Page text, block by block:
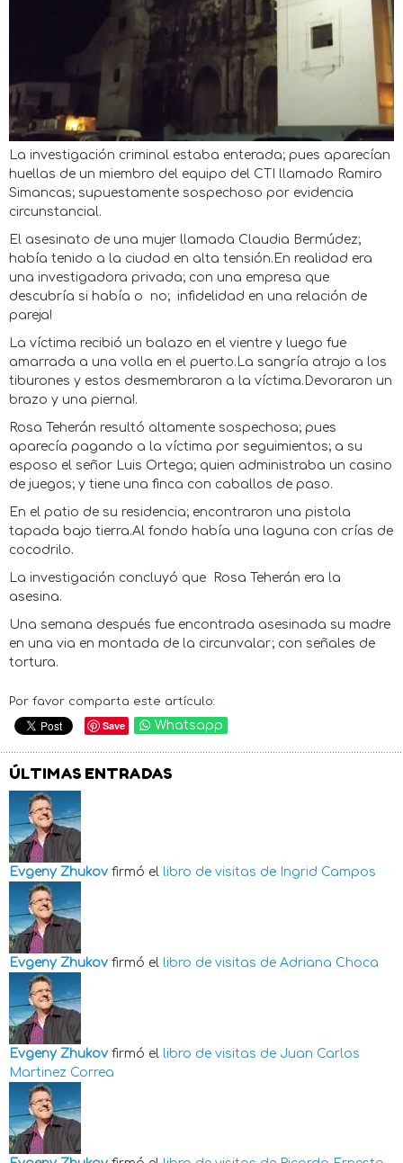
La investigación criminal estaba enterada; pues aparecían
huellas de un miembro del equipo del CTI llamado Ramiro
Simancas; supuestamente sospechoso por evidencia
circunstancial.
El asesinato de una mujer llamada Claudia Bermúdez;
había tenido a la ciudad en alta tensión.En realidad era
una investigadora privada; con una empresa que
descubría si había o no; infidelidad en una relación de
pareja!
La víctima recibió un balazo en el vientre y luego fue
amarrada a una volla en el puerto.La sangría atrajo a los
tiburones y estos desmembraron a la víctima.Devoraron un
brazo y una pierna!.
Rosa Teherán resultó altamente sospechosa; pues
aparecía pagando a la víctima por seguimientos; a su
esposo el señor Luis Ortega; quien administraba un casino
de juegos; y tiene una finca con caballos de paso.
En el patio de su residencia; encontraron una pistola
tapada bajo tierra.Al fondo había una laguna con crías de
cocodrilo.
La investigación concluyó que Rosa Teherán era la
asesina.
Una semana después fue encontrada asesinada su madre
en una via en montada de la circunvalar; con señales de
tortura.
Por favor comparta este artículo:
Save Whatsapp
ÚLTIMAS ENTRADAS
Evgeny Zhukov firmó el libro de visitas de Ingrid Campos
Evgeny Zhukov firmó el libro de visitas de Adriana Choca
Evgeny Zhukov firmó el libro de visitas de Juan Carlos
Martinez Correa